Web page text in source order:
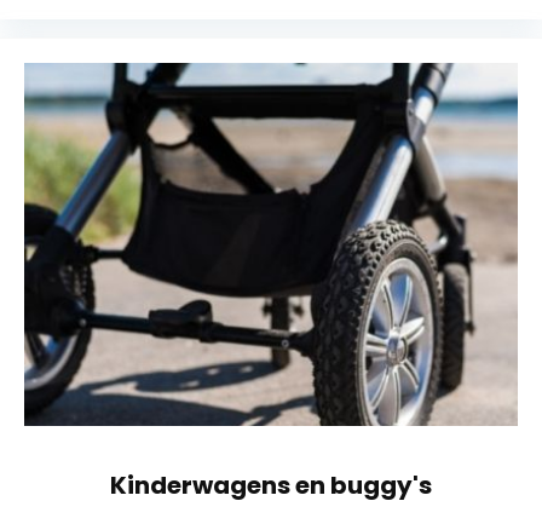
Kinderwagens en buggy's